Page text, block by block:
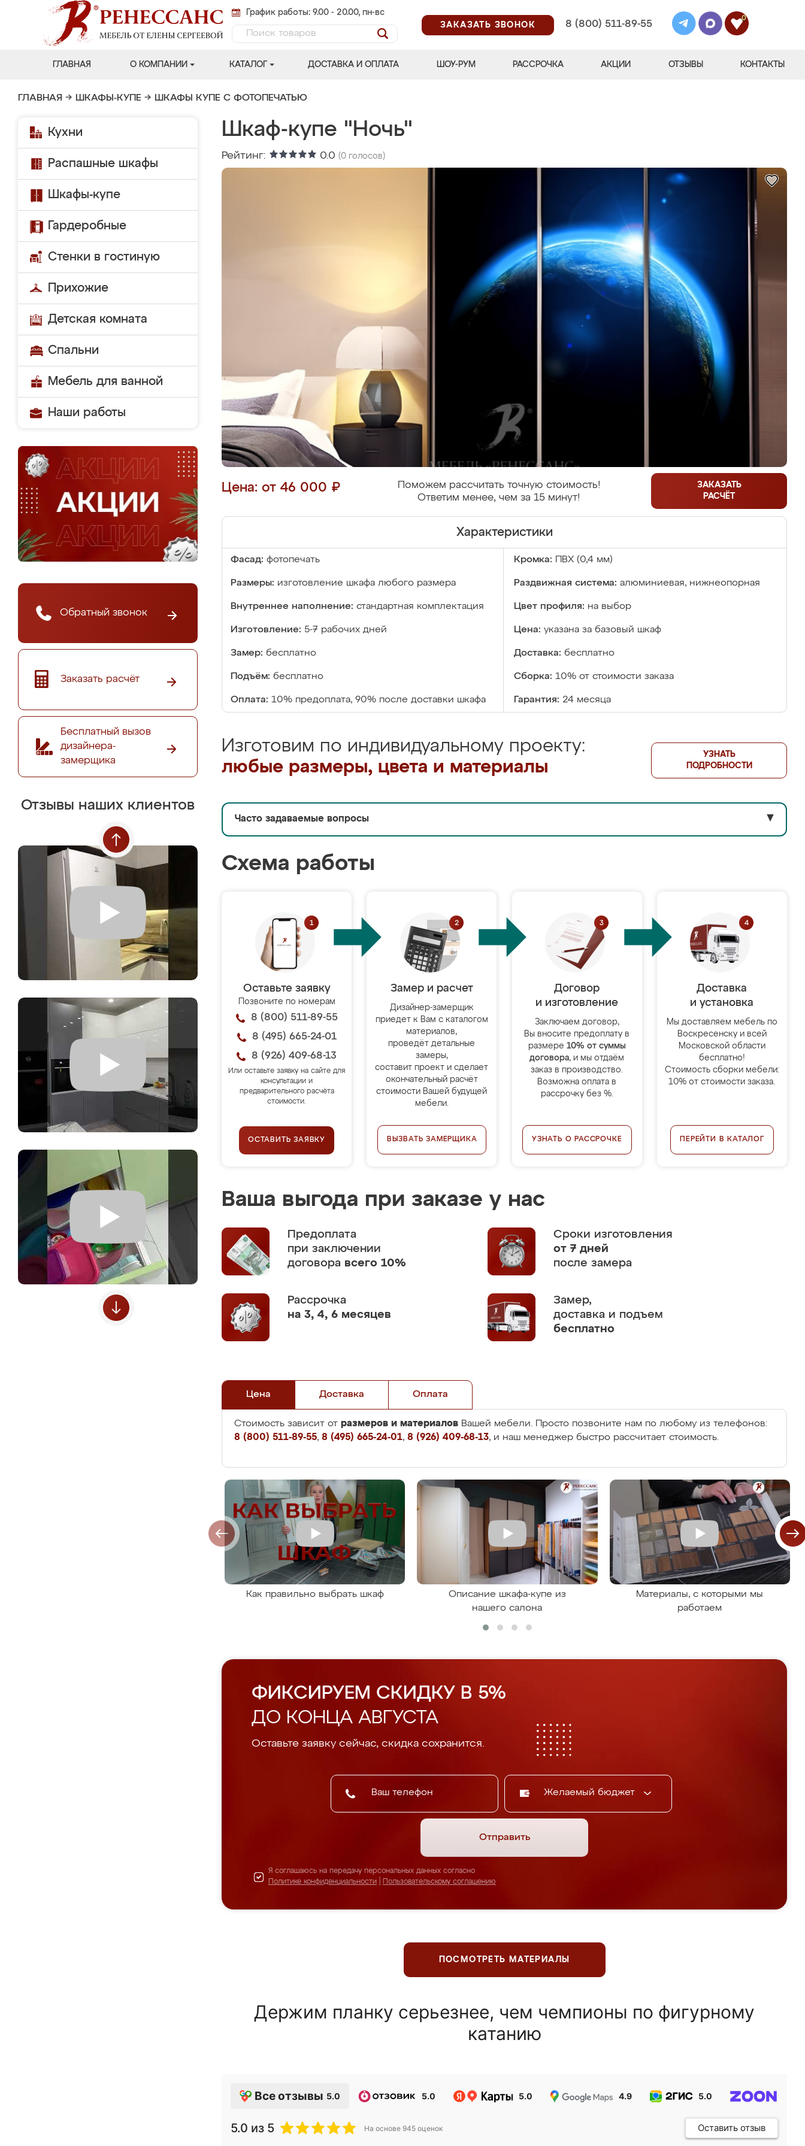
График работы: 9.00 - 20.00, пн-вс
ЗАКАЗАТЬ ЗВОНОК
8 (800) 511-89-55
0
ГЛАВНАЯ О КОМПАНИИ КАТАЛОГ ДОСТАВКА И ОПЛАТА ШОУ-РУМ РАССРОЧКА АКЦИИ ОТЗЫВЫ КОНТАКТЫ
ГЛАВНАЯ → ШКАФЫ-КУПЕ → ШКАФЫ КУПЕ С ФОТОПЕЧАТЬЮ
Кухни
Распашные шкафы
Шкафы-купе
Гардеробные
Стенки в гостиную
Прихожие
Детская комната
Спальни
Мебель для ванной
Наши работы
Обратный звонок
Заказать расчёт
Бесплатный вызов
дизайнера-
замерщика
Отзывы наших клиентов
Шкаф-купе "Ночь"
Рейтинг: 0.0 (0 голосов)
Цена: от 46 000 ₽
Поможем рассчитать точную стоимость!
Ответим менее, чем за 15 минут!
ЗАКАЗАТЬ
РАСЧЁТ
Характеристики
Фасад: фотопечать Кромка: ПВХ (0,4 мм)
Размеры: изготовление шкафа любого размера Раздвижная система: алюминиевая, нижнеопорная
Внутреннее наполнение: стандартная комплектация Цвет профиля: на выбор
Изготовление: 5-7 рабочих дней Цена: указана за базовый шкаф
Замер: бесплатно Доставка: бесплатно
Подъём: бесплатно Сборка: 10% от стоимости заказа
Оплата: 10% предоплата, 90% после доставки шкафа Гарантия: 24 месяца
Изготовим по индивидуальному проекту:
любые размеры, цвета и материалы
УЗНАТЬ
ПОДРОБНОСТИ
Часто задаваемые вопросы ▼
Схема работы
Оставьте заявку
Позвоните по номерам
8 (800) 511-89-55
8 (495) 665-24-01
8 (926) 409-68-13
Или оставьте заявку на сайте для
консультации и
предварительного расчёта
стоимости.
ОСТАВИТЬ ЗАЯВКУ
Замер и расчет
Дизайнер-замерщик
приедет к Вам с каталогом
материалов,
проведёт детальные
замеры,
составит проект и сделает
окончательный расчёт
стоимости Вашей будущей
мебели.
ВЫЗВАТЬ ЗАМЕРЩИКА
Договор
и изготовление
Заключаем договор,
Вы вносите предоплату в
размере 10% от суммы
договора, и мы отдаём
заказ в производство.
Возможна оплата в
рассрочку без %.
УЗНАТЬ О РАССРОЧКЕ
Доставка
и установка
Мы доставляем мебель по
Воскресенску и всей
Московской области
бесплатно!
Стоимость сборки мебели:
10% от стоимости заказа.
ПЕРЕЙТИ В КАТАЛОГ
Ваша выгода при заказе у нас
Предоплата
при заключении
договора всего 10%
Сроки изготовления
от 7 дней
после замера
Рассрочка
на 3, 4, 6 месяцев
Замер,
доставка и подъем
бесплатно
Цена Доставка Оплата
Стоимость зависит от размеров и материалов Вашей мебели. Просто позвоните нам по любому из телефонов:
8 (800) 511-89-55, 8 (495) 665-24-01, 8 (926) 409-68-13, и наш менеджер быстро рассчитает стоимость.
Как правильно выбрать шкаф
Описание шкафа-купе из
нашего салона
Материалы, с которыми мы
работаем
ФИКСИРУЕМ СКИДКУ В 5%
ДО КОНЦА АВГУСТА
Оставьте заявку сейчас, скидка сохранится.
Желаемый бюджет
Отправить
Я соглашаюсь на передачу персональных данных согласно
Политике конфиденциальности
Пользовательскому соглашению
ПОСМОТРЕТЬ МАТЕРИАЛЫ
Держим планку серьезнее, чем чемпионы по фигурному
катанию
Все отзывы 5.0 5.0 5.0 4.9 5.0
5.0 из 5 На основе 945 оценок Оставить отзыв